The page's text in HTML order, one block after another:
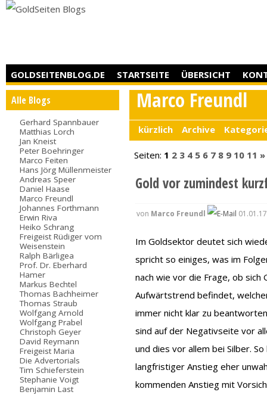
GOLDSEITENBLOG.DE STARTSEITE ÜBERSICHT
Alle Blogs
Gerhard Spannbauer
Matthias Lorch
Jan Kneist
Peter Boehringer
Marco Feiten
Hans Jörg Müllenmeister
Andreas Speer
Daniel Haase
Marco Freundl
Johannes Forthmann
Erwin Riva
Heiko Schrang
Freigeist Rüdiger vom
Weisenstein
Ralph Bärligea
Prof. Dr. Eberhard
Hamer
Markus Bechtel
Thomas Bachheimer
Thomas Straub
Wolfgang Arnold
Wolfgang Prabel
Christoph Geyer
David Reymann
Freigeist Maria
Die Advertorials
Tim Schieferstein
Stephanie Voigt
Benjamin Last
Marco Freundl
kürzlich Archive
Seiten: 1 2 3 4 5 6 7 8 9 10 11 »
Gold vor zumindest
von Marco Freundl
Im Goldsektor deutet sich
spricht so einiges, was im
nach wie vor die Frage, ob sich
Aufwärtstrend befindet,
immer nicht klar zu
sind auf der Negativseite vor
und dies vor allem bei Silber.
langfristiger Anstieg eher
kommenden Anstieg mit